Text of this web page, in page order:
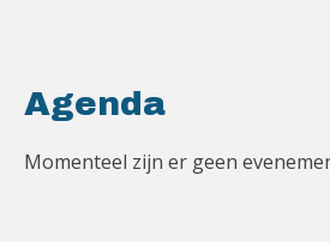
Agenda
Momenteel zijn er geen